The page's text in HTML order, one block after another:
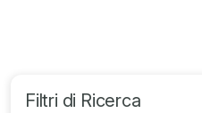
Filtri di Ricerca